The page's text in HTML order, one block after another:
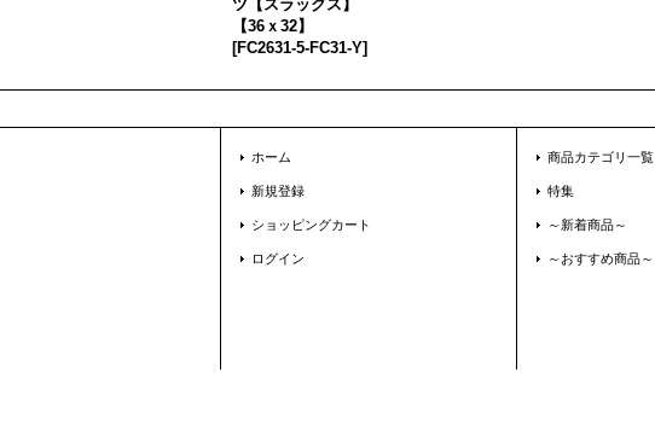
ツ【スラックス】
【36ｘ32】
[FC2631-5-FC31-Y]
ホーム
新規登録
ショッピングカート
ログイン
商品カテゴリ一覧
特集
～新着商品～
～おすすめ商品～